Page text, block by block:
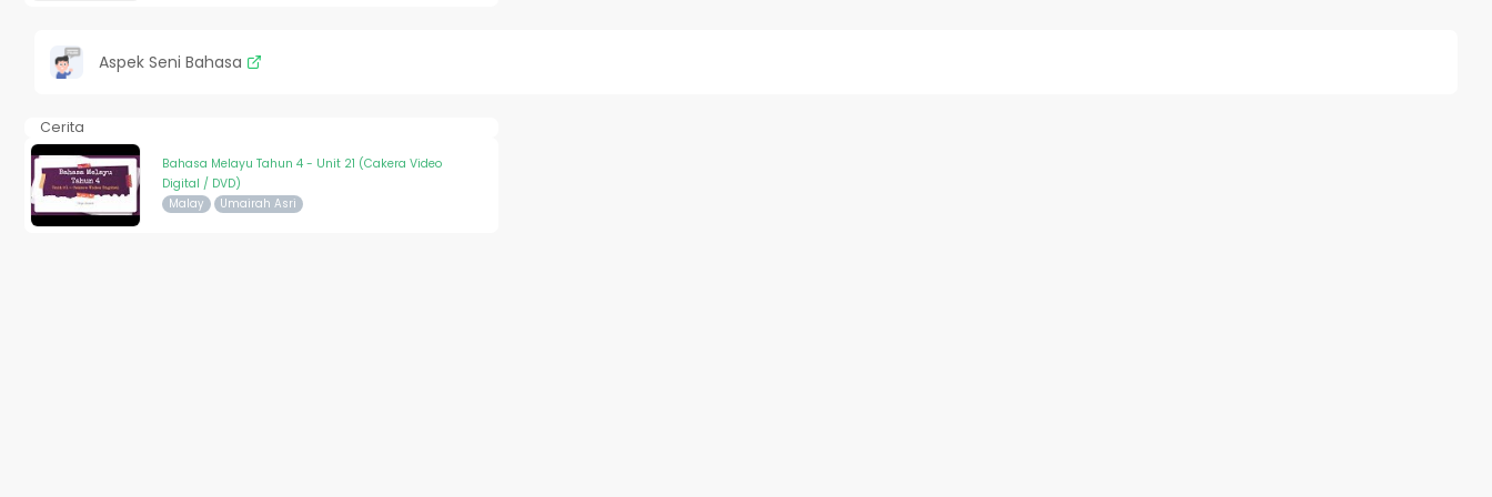
Aspek Seni Bahasa
Cerita
Bahasa Melayu Tahun 4 - Unit 21 (Cakera Video
Digital / DVD)
Malay Umairah Asri